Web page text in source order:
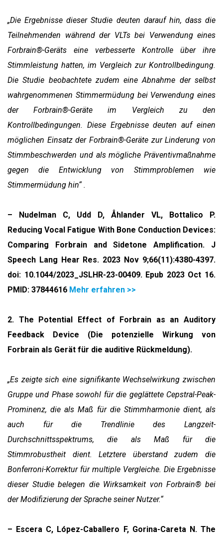
„Die Ergebnisse dieser Studie deuten darauf hin, dass die
Teilnehmenden während der VLTs bei Verwendung eines
Forbrain®-Geräts eine verbesserte Kontrolle über ihre
Stimmleistung hatten, im Vergleich zur Kontrollbedingung.
Die Studie beobachtete zudem eine Abnahme der selbst
wahrgenommenen Stimmermüdung bei Verwendung eines
der Forbrain®-Geräte im Vergleich zu den
Kontrollbedingungen. Diese Ergebnisse deuten auf einen
möglichen Einsatz der Forbrain®-Geräte zur Linderung von
Stimmbeschwerden und als mögliche Präventivmaßnahme
gegen die Entwicklung von Stimmproblemen wie
Stimmermüdung hin“ .
– Nudelman C, Udd D, Åhlander VL, Bottalico P.
Reducing Vocal Fatigue With Bone Conduction Devices:
Comparing Forbrain and Sidetone Amplification. J
Speech Lang Hear Res. 2023 Nov 9;66(11):4380-4397.
doi: 10.1044/2023_JSLHR-23-00409. Epub 2023 Oct 16.
PMID: 37844616 Mehr erfahren >>
2. The Potential Effect of Forbrain as an Auditory
Feedback Device (Die potenzielle Wirkung von
Forbrain als Gerät für die auditive Rückmeldung).
„Es zeigte sich eine signifikante Wechselwirkung zwischen
Gruppe und Phase sowohl für die geglättete Cepstral-Peak-
Prominenz, die als Maß für die Stimmharmonie dient, als
auch für die Trendlinie des Langzeit-
Durchschnittsspektrums, die als Maß für die
Stimmrobustheit dient. Letztere überstand zudem die
Bonferroni-Korrektur für multiple Vergleiche. Die Ergebnisse
dieser Studie belegen die Wirksamkeit von Forbrain® bei
der Modifizierung der Sprache seiner Nutzer.“
– Escera C, López-Caballero F, Gorina-Careta N. The